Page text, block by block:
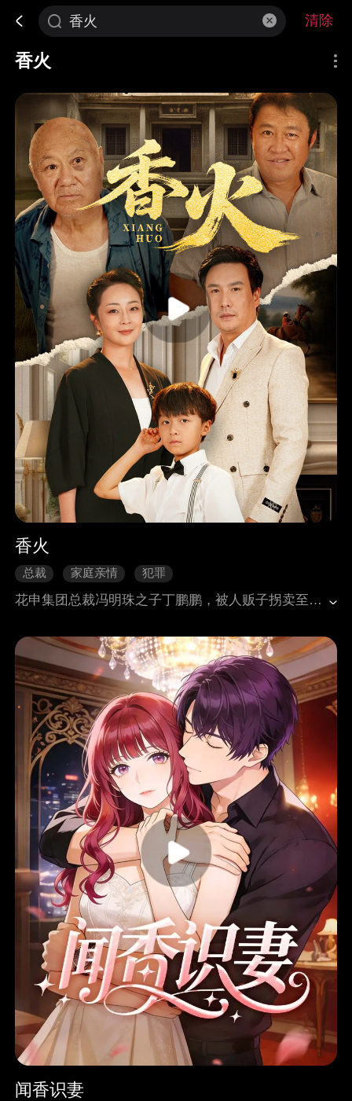
清除
香火
香火
总裁 家庭亲情 犯罪
花申集团总裁冯明珠之子丁鹏鹏，被人贩子拐卖至大头村王光宗家。该村征地分地款按族谱姓名分配，王光宗因膝下无儿，买鹏鹏欲上族谱分钱。冯明珠得知后火速赶往，正撞见王光宗逼晕鹏鹏按手印。她遭村民言语羞辱与折磨，未能救出儿子。丁振华带保镖寻妻，被村长搪塞打发，出村时发现冯明珠车辆，察觉被骗后立刻取消分地款。村长恼羞成怒，辱骂冯明珠为扫把星，将她绑在木头上，还用铁棍烫她，甚至要纵火焚烧。危急时刻天降大雨浇灭火焰，丁振华率人折返。村长以冯明珠性命要挟索钱，双方爆发恶斗，最终村民束手就擒。丁振华救出冯明珠与鹏鹏，大头村相关人员悉数受到惩罚。
闻香识妻